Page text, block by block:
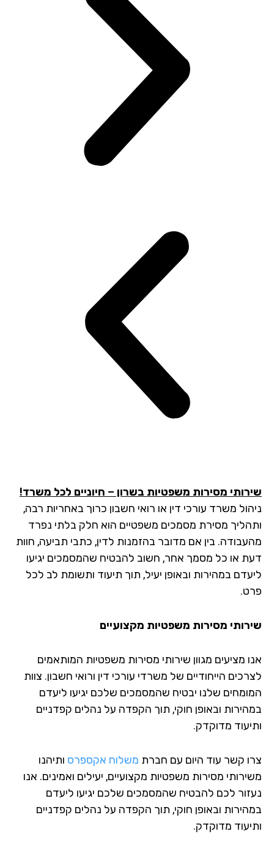
מסירות משפטיות בשרון – חיוניים לכל משרד!
משרד עורכי דין או רואי חשבון כרוך באחריות רבה,
מסירת מסמכים משפטיים הוא חלק בלתי נפרד
בין אם מדובר בהזמנות לדין, כתבי תביעה, חוות
או כל מסמך אחר, חשוב להבטיח שהמסמכים יגיעו
במהירות ובאופן יעיל, תוך תיעוד ותשומת לב לכל
מסירות משפטיות מקצועיים
מציעים מגוון שירותי מסירות משפטיות המותאמים
הייחודיים של משרדי עורכי דין ורואי חשבון. צוות
שלנו יבטיח שהמסמכים שלכם יגיעו ליעדם
ובאופן חוקי, תוך הקפדה על נהלים קפדניים
מדוקדק.
קשר עוד היום עם חברתמשלוח אקספרסותיהנו
מסירות משפטיות מקצועיים, יעילים ואמינים. אנו
לכם להבטיח שהמסמכים שלכם יגיעו ליעדם
ובאופן חוקי, תוך הקפדה על נהלים קפדניים
מדוקדק.